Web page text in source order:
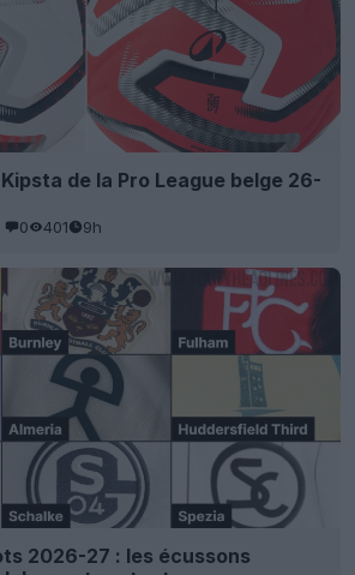
de la Pro League belge 26-
0 401 9h
2026-27 : les écussons